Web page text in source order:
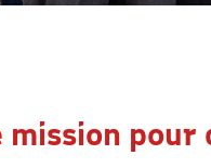
pour